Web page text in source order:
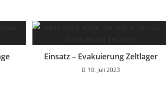
Einsatz – Evakuierung Zeltlager
10. Juli 2023